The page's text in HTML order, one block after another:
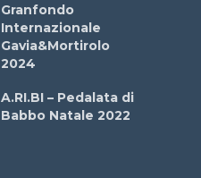
Granfondo
Internazionale
Gavia&Mortirolo
2024
A.RI.BI – Pedalata di
Babbo Natale 2022